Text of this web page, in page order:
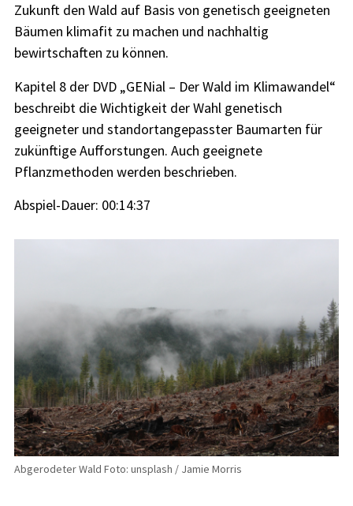
Zukunft den Wald auf Basis von genetisch geeigneten
Bäumen klimafit zu machen und nachhaltig
bewirtschaften zu können.
Kapitel 8 der DVD „GENial – Der Wald im Klimawandel“
beschreibt die Wichtigkeit der Wahl genetisch
geeigneter und standortangepasster Baumarten für
zukünftige Aufforstungen. Auch geeignete
Pflanzmethoden werden beschrieben.
Abspiel-Dauer: 00:14:37
Abgerodeter Wald Foto: unsplash / Jamie Morris